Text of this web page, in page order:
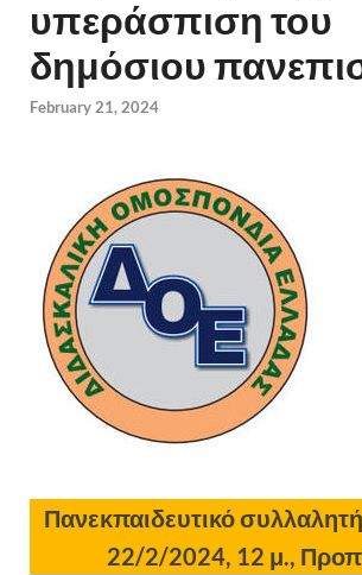
υπεράσπιση του
δημόσιου
February 21, 2024
Πανεκπαιδευτικό
22/2/2024, 12 μ.,